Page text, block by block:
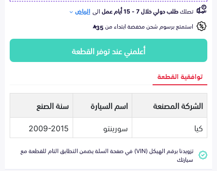
تصلكطلب دولي خلال 7 - 15 أيام عمل الى الرياض
استمتع برسوم شحن مخفضة ابتداء من35
أعلمني عند توفر القطعة
توافقية القطعة
الشركة المصنعة اسم السيارة
سنة الصنع
كيا
سورينتو 2009-2015
تزويدنا برقم الهيكل (VIN) في صفحة السلة يضمن التطابق التام للقطعة مع
سيارتك